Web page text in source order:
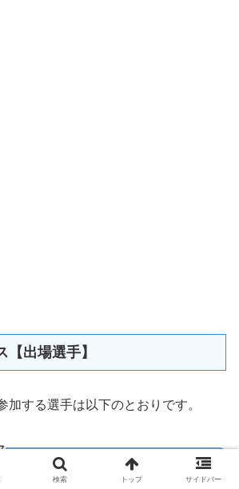
【出場選手】
加する選手は以下のとおりです。
国）WR6
検索 トップ サイドバー